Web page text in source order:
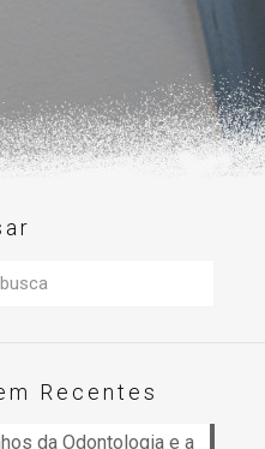
Recentes
da Odontologia e a